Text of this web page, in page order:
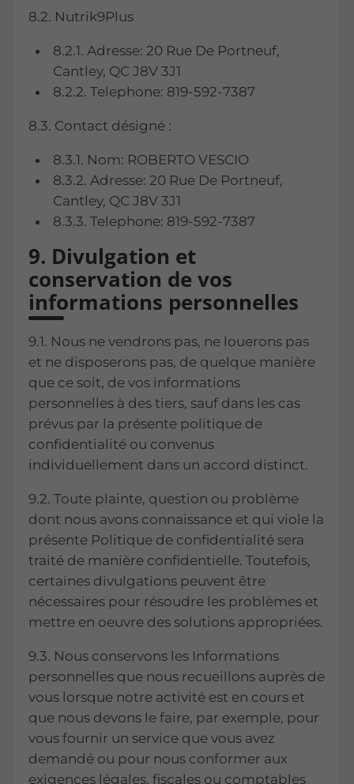
8.2. Nutrik9Plus
8.2.1. Adresse: 20 Rue De Portneuf,
Cantley, QC J8V 3J1
8.2.2. Telephone: 819-592-7387
8.3. Contact désigné :
8.3.1. Nom: ROBERTO VESCIO
8.3.2. Adresse: 20 Rue De Portneuf,
Cantley, QC J8V 3J1
8.3.3. Telephone: 819-592-7387
9. Divulgation et
conservation de vos
informations personnelles
9.1. Nous ne vendrons pas, ne louerons pas
et ne disposerons pas, de quelque manière
que ce soit, de vos informations
personnelles à des tiers, sauf dans les cas
prévus par la présente politique de
confidentialité ou convenus
individuellement dans un accord distinct.
9.2. Toute plainte, question ou problème
dont nous avons connaissance et qui viole la
présente Politique de confidentialité sera
traité de manière confidentielle. Toutefois,
certaines divulgations peuvent être
nécessaires pour résoudre les problèmes et
mettre en oeuvre des solutions appropriées.
9.3. Nous conservons les Informations
personnelles que nous recueillons auprès de
vous lorsque notre activité est en cours et
que nous devons le faire, par exemple, pour
vous fournir un service que vous avez
demandé ou pour nous conformer aux
exigences légales, fiscales ou comptables